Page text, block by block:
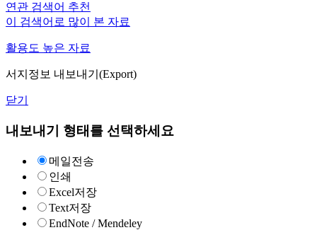
연관 검색어 추천
이 검색어로 많이 본 자료
활용도 높은 자료
서지정보 내보내기(Export)
닫기
내보내기 형태를 선택하세요
메일전송
인쇄
Excel저장
Text저장
EndNote / Mendeley